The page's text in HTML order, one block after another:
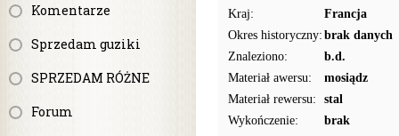
Komentarze
Sprzedam guziki
SPRZEDAM RÓŻNE
Forum
Kraj:
Francja
Okres historyczny: brak danych
Znaleziono:
b.d.
Materiał awersu:
mosiądz
Materiał rewersu:
stal
Wykończenie:
brak